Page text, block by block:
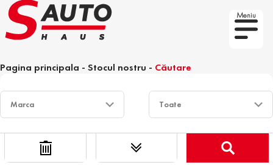
Meniu
Pagina principala - Stocul nostru - Căutare